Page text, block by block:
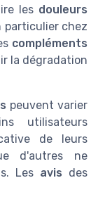
les douleurs
particulier chez
compléments
la dégradation
peuvent varier
utilisateurs
de leurs
d'autres ne
Les avis des